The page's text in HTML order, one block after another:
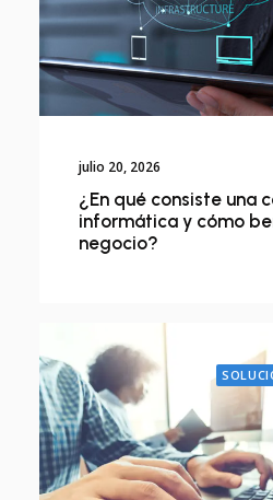
julio 20, 2026
¿En qué consiste una
informática y cómo
negocio?